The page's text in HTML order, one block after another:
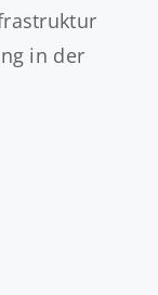
in der